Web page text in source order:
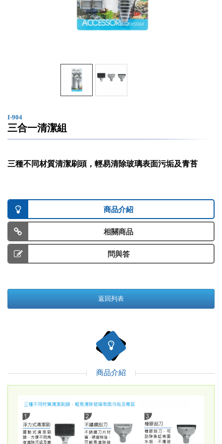
I-904
三合一清潔組
三種不同材質清潔刷頭，輕易清除玻璃表面污垢及青苔
商品介紹
相關商品
問與答
返回列表
商品介紹